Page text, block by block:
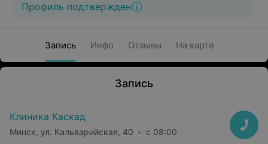
Профиль подтвержден
Запись Инфо Отзывы На карте
Запись
Клиника Каскад
Минск, ул. Кальварийская, 40 с 08:00